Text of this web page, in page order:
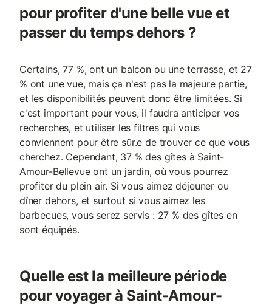
pour profiter d'une belle vue et
passer du temps dehors ?
Certains, 77 %, ont un balcon ou une terrasse, et 27
% ont une vue, mais ça n'est pas la majeure partie,
et les disponibilités peuvent donc être limitées. Si
c'est important pour vous, il faudra anticiper vos
recherches, et utiliser les filtres qui vous
conviennent pour être sûr.e de trouver ce que vous
cherchez. Cependant, 37 % des gîtes à Saint-
Amour-Bellevue ont un jardin, où vous pourrez
profiter du plein air. Si vous aimez déjeuner ou
dîner dehors, et surtout si vous aimez les
barbecues, vous serez servis : 27 % des gîtes en
sont équipés.
Quelle est la meilleure période
pour voyager à Saint-Amour-